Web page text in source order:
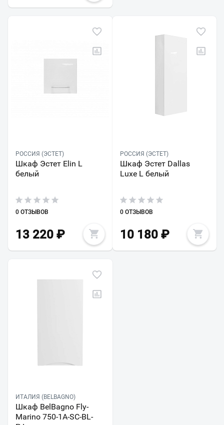
РОССИЯ (ЭСТЕТ)
Шкаф Эстет Elin L
белый
0 ОТЗЫВОВ
13 220 ₽
РОССИЯ (ЭСТЕТ)
Шкаф Эстет Dallas
Luxe L белый
0 ОТЗЫВОВ
10 180₽
ИТАЛИЯ (BELBAGNO)
Шкаф BelBagno Fly-
Marino 750-1A-SC-BL-